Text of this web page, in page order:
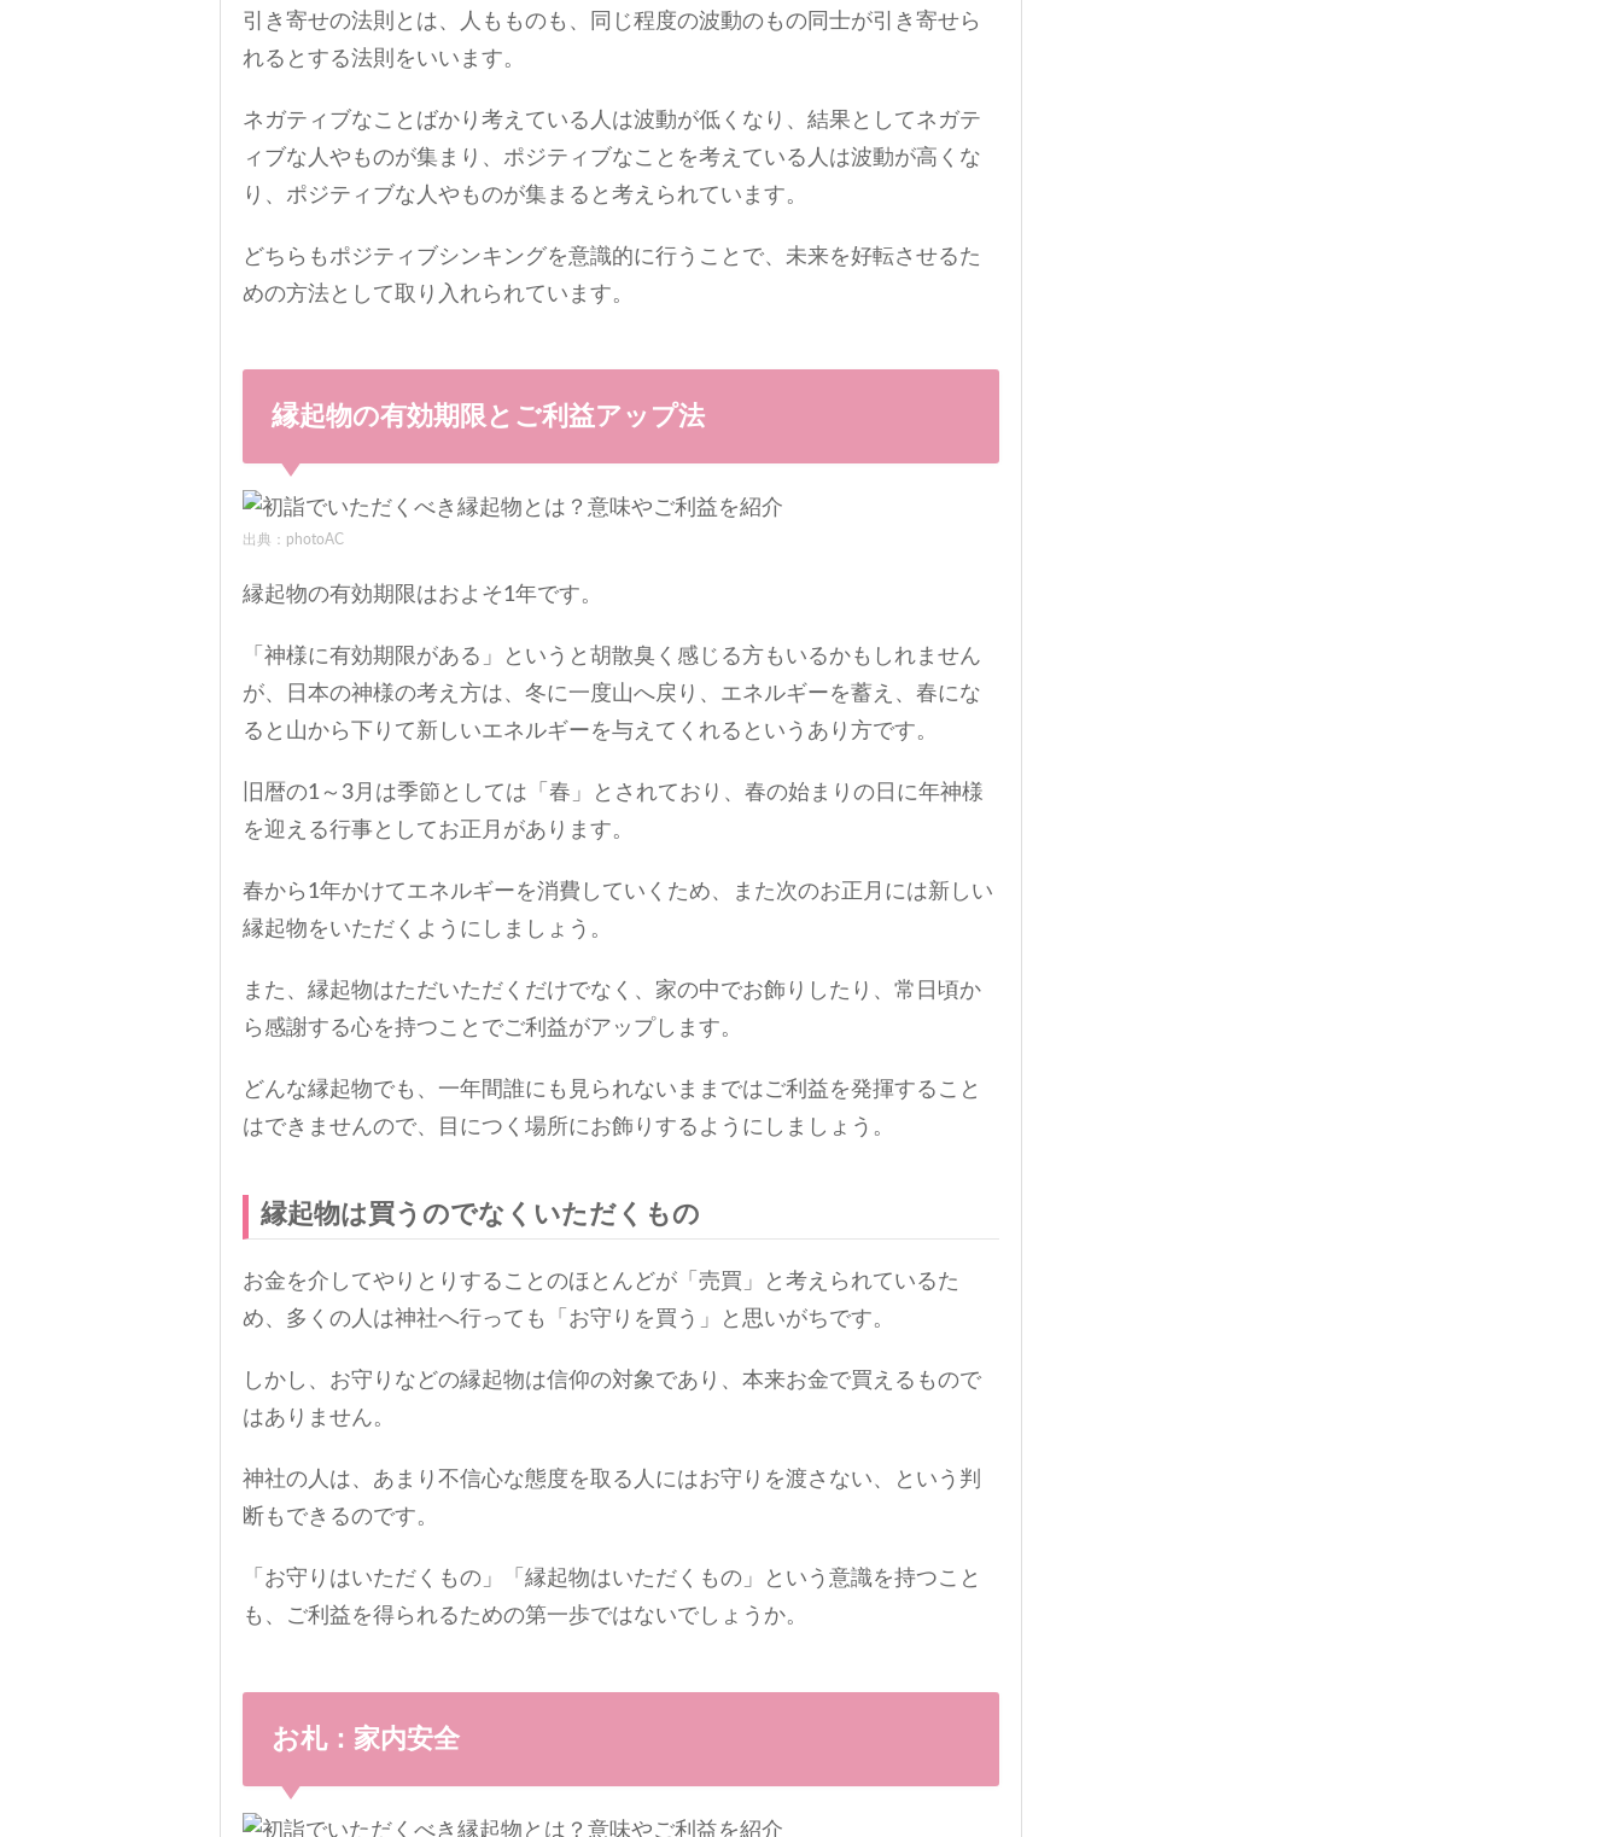
引き寄せの法則とは、人もものも、同じ程度の波動のもの同士が引き寄せら
れるとする法則をいいます。
ネガティブなことばかり考えている人は波動が低くなり、結果としてネガテ
ィブな人やものが集まり、ポジティブなことを考えている人は波動が高くな
り、ポジティブな人やものが集まると考えられています。
どちらもポジティブシンキングを意識的に行うことで、未来を好転させるた
めの方法として取り入れられています。
縁起物の有効期限とご利益アップ法
出典：photoAC
縁起物の有効期限はおよそ1年です。
「神様に有効期限がある」というと胡散臭く感じる方もいるかもしれません
が、日本の神様の考え方は、冬に一度山へ戻り、エネルギーを蓄え、春にな
ると山から下りて新しいエネルギーを与えてくれるというあり方です。
旧暦の1～3月は季節としては「春」とされており、春の始まりの日に年神様
を迎える行事としてお正月があります。
春から1年かけてエネルギーを消費していくため、また次のお正月には新しい
縁起物をいただくようにしましょう。
また、縁起物はただいただくだけでなく、家の中でお飾りしたり、常日頃か
ら感謝する心を持つことでご利益がアップします。
どんな縁起物でも、一年間誰にも見られないままではご利益を発揮すること
はできませんので、目につく場所にお飾りするようにしましょう。
縁起物は買うのでなくいただくもの
お金を介してやりとりすることのほとんどが「売買」と考えられているた
め、多くの人は神社へ行っても「お守りを買う」と思いがちです。
しかし、お守りなどの縁起物は信仰の対象であり、本来お金で買えるもので
はありません。
神社の人は、あまり不信心な態度を取る人にはお守りを渡さない、という判
断もできるのです。
「お守りはいただくもの」「縁起物はいただくもの」という意識を持つこと
も、ご利益を得られるための第一歩ではないでしょうか。
お札：家内安全